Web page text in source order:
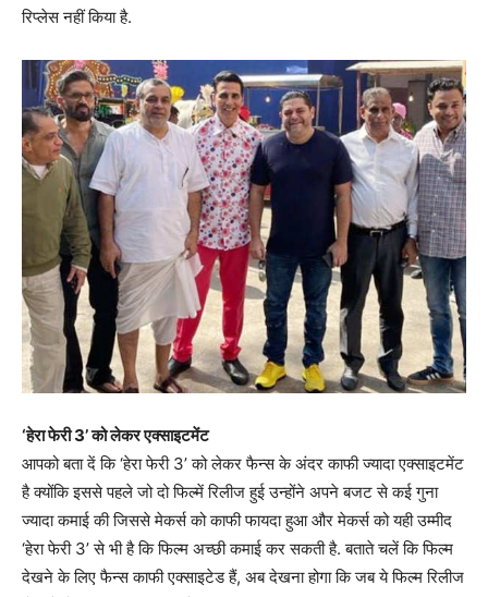
रिप्लेस नहीं किया है.
‘हेरा फेरी 3’ को लेकर एक्साइटमेंट
आपको बता दें कि ‘हेरा फेरी 3’ को लेकर फैन्स के अंदर काफी ज्यादा एक्साइटमेंट
है क्योंकि इससे पहले जो दो फिल्में रिलीज हुई उन्होंने अपने बजट से कई गुना
ज्यादा कमाई की जिससे मेकर्स को काफी फायदा हुआ और मेकर्स को यही उम्मीद
‘हेरा फेरी 3’ से भी है कि फिल्म अच्छी कमाई कर सकती है. बताते चलें कि फिल्म
देखने के लिए फैन्स काफी एक्साइटेड हैं, अब देखना होगा कि जब ये फिल्म रिलीज